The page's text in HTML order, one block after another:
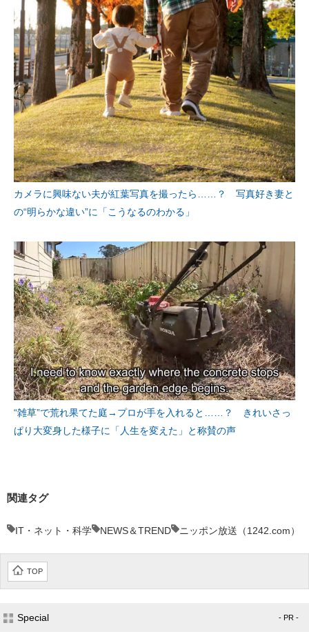
カメラに興味ない夫が紅葉写真を撮ったら……？ 写真好き妻と
の“明らかな違い”に「こうなるのわかる」
“雑草”で荒れ果てた庭→プロが手を入れると……？ きれいさっ
ぱり大変身した様子に「人生を変えた」と称賛の声
関連タグ
IT・ネット・科学 NEWS＆TREND ニッポン放送（1242.com）
TOP
Special - PR -